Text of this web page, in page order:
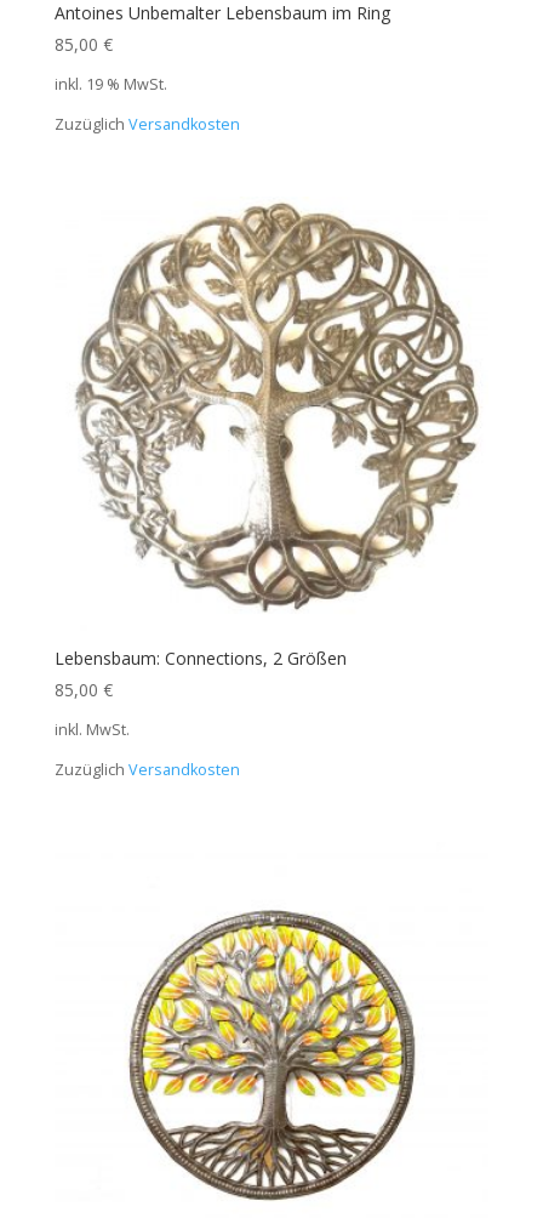
Antoines Unbemalter Lebensbaum im Ring
85,00 €
inkl. 19 % MwSt.
Zuzüglich Versandkosten
Lebensbaum: Connections, 2 Größen
85,00 €
inkl. MwSt.
Zuzüglich Versandkosten